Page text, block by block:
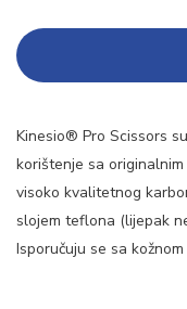
Kinesio® Pro Scissors
korištenje sa
visoko kvalitetnog
slojem teflona (lijepak
Isporučuju se sa